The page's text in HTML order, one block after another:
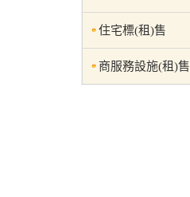
住宅標(租)售
商服務設施(租)售